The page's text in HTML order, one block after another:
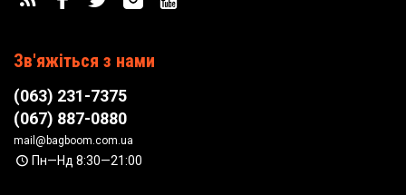
Зв'яжіться з нами
(063) 231-7375
(067) 887-0880
mail@bagboom.com.ua
Пн—Нд 8:30—21:00